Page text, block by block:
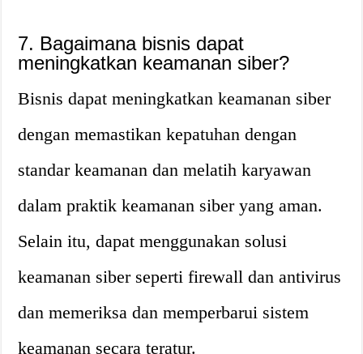
7. Bagaimana bisnis dapat
meningkatkan keamanan siber?
Bisnis dapat meningkatkan keamanan siber
dengan memastikan kepatuhan dengan
standar keamanan dan melatih karyawan
dalam praktik keamanan siber yang aman.
Selain itu, dapat menggunakan solusi
keamanan siber seperti firewall dan antivirus
dan memeriksa dan memperbarui sistem
keamanan secara teratur.